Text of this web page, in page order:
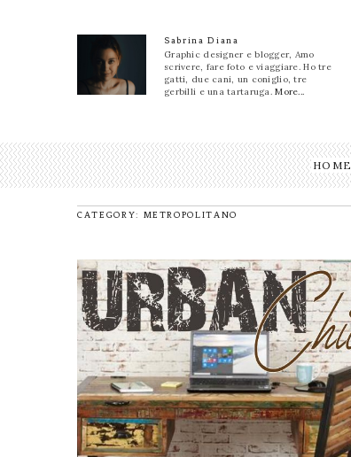
Sabrina Diana
Graphic designer e blogger, Amo
scrivere, fare foto e viaggiare. Ho tre
gatti, due cani, un coniglio, tre
gerbilli e una tartaruga.More...
HOME
CATEGORY: METROPOLITANO